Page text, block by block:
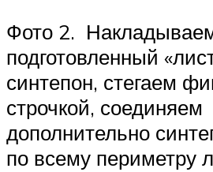
Фото 2.
подготовленный
синтепон, стегаем
строчкой, соединяем
дополнительно
по всему периметру